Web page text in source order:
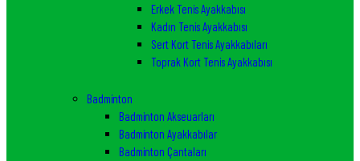
Erkek Tenis Ayakkabısı
Kadın Tenis Ayakkabısı
Sert Kort Tenis Ayakkabıları
Toprak Kort Tenis Ayakkabısı
Badminton
Badminton Akseuarları
Badminton Ayakkabılar
Badminton Çantaları